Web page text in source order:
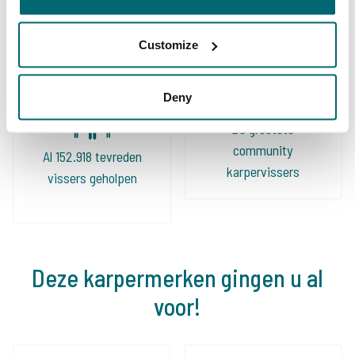
Customize
Deny
karperreisbureau
Al 152.918 tevreden
vissers geholpen
De grootste
community
karpervissers
Deze karpermerken gingen u al
voor!